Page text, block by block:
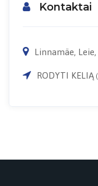
Kontaktai
Linnamäe,
RODYTI KELIĄ